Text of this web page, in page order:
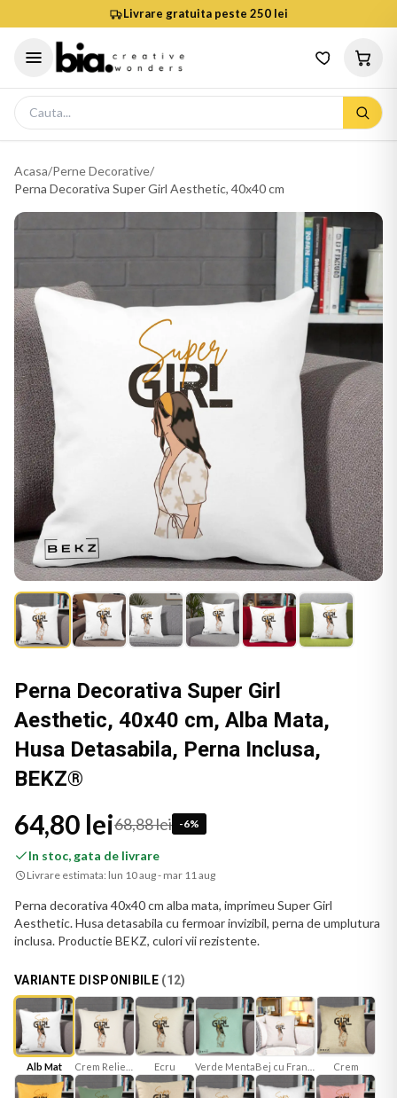
Livrare gratuita peste 250 lei
Acasa/Perne Decorative/
Perna Decorativa Super Girl Aesthetic, 40x40 cm
Perna Decorativa Super Girl
Aesthetic, 40x40 cm, Alba Mata,
Husa Detasabila, Perna Inclusa,
BEKZ®
64,80 lei68,88 lei -6%
In stoc, gata de livrare
Livrare estimata: lun 10 aug - mar 11 aug
Perna decorativa 40x40 cm alba mata, imprimeu Super Girl
Aesthetic. Husa detasabila cu fermoar invizibil, perna de umplutura
inclusa. Productie BEKZ, culori vii rezistente.
VARIANTE DISPONIBILE (12)
Alb Mat Ecru Verde Menta Crem